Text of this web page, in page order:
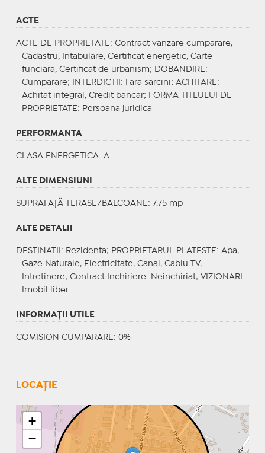
ACTE
ACTE DE PROPRIETATE : Contract vanzare cumparare,
Cadastru, Intabulare, Certificat energetic, Carte
funciara, Certificat de urbanism;
DOBANDIRE :
Cumparare;
INTERDICTII : Fara sarcini; ACHITARE :
Achitat integral, Credit bancar; FORMA TITLULUI DE
PROPRIETATE : Persoana juridica
PERFORMANTA
CLASA ENERGETICA: A
ALTE DIMENSIUNI
SUPRAFAȚĂ TERASE/BALCOANE: 7.75 mp
ALTE DETALII
DESTINATII : Rezidenta; PROPRIETARUL PLATESTE : Apa,
Gaze Naturale, Electricitate, Canal, Cablu TV,
Intretinere; Contract Inchiriere: Neinchiriat; VIZIONARI :
Imobil liber
INFORMAŢII UTILE
COMISION CUMPARARE: 0%
LOCAȚIE
+
−